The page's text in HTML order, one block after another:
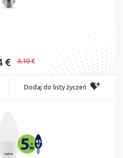
€ 3,10 €
Dodaj do listy życzeń